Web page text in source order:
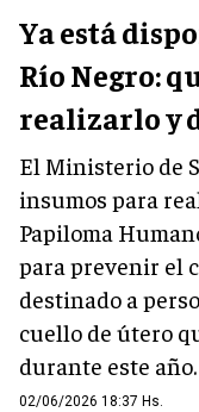
Ya está
Río Negro:
realizarlo y
El Ministerio de
insumos para
Papiloma
para prevenir el
destinado a
cuello de útero
durante este año.
02/06/2026 18:37 Hs.